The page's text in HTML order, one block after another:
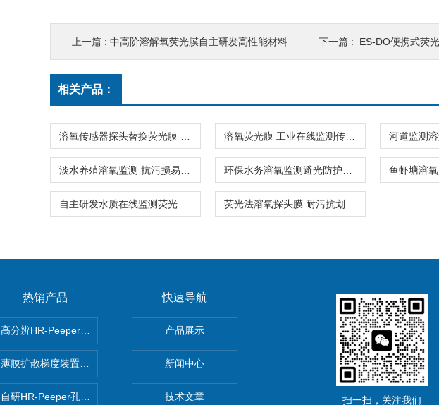
上一篇 : 中高阶溶解氧荧光膜自主研发高性能材料 下一篇 : ES-DO便携式荧光猝
相关产品：
热销产品
高分辨HR-Peeper采样器孔隙水采集30+溶解态
薄膜扩散梯度装置 Agl DGT
自研HR-Peeper孔隙水采样器48h快速平衡
快速导航
产品展示
新闻中心
技术文章 扫一扫，关注我们